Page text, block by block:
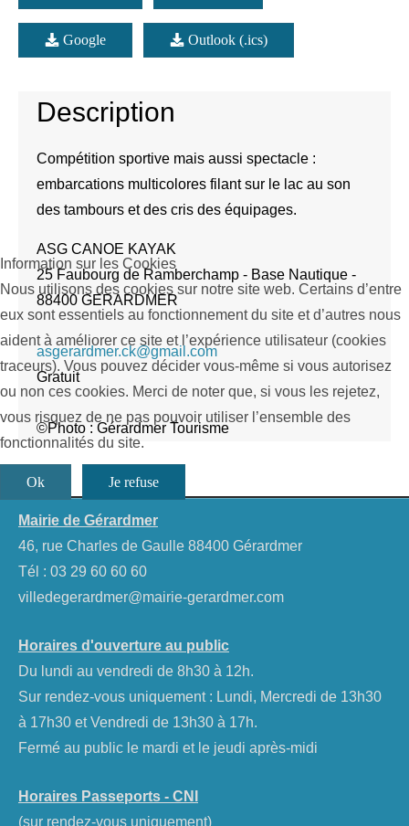
Google Outlook (.ics)
Description
Compétition sportive mais aussi spectacle :
embarcations multicolores filant sur le lac au son
des tambours et des cris des équipages.
ASG CANOE KAYAK
25 Faubourg de Ramberchamp - Base Nautique -
88400 GERARDMER
asgerardmer.ck@gmail.com
Gratuit
©Photo : Gérardmer Tourisme
Mairie de Gérardmer
46, rue Charles de Gaulle 88400 Gérardmer
Tél : 03 29 60 60 60
villedegerardmer@mairie-gerardmer.com
Horaires d'ouverture au public
Du lundi au vendredi de 8h30 à 12h.
Sur rendez-vous uniquement : Lundi, Mercredi de 13h30
à 17h30 et Vendredi de 13h30 à 17h.
Fermé au public le mardi et le jeudi après-midi
Horaires Passeports - CNI
(sur rendez-vous uniquement)
Information sur les Cookies
Nous utilisons des cookies sur notre site web. Certains d’entre
eux sont essentiels au fonctionnement du site et d’autres nous
aident à améliorer ce site et l’expérience utilisateur (cookies
traceurs). Vous pouvez décider vous-même si vous autorisez
ou non ces cookies. Merci de noter que, si vous les rejetez,
vous risquez de ne pas pouvoir utiliser l’ensemble des
fonctionnalités du site.
Ok Je refuse